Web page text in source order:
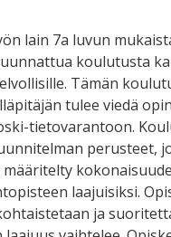
lain 7a luvun
koulutusta
Tämän
tulee viedä
tietovarantoon.
perusteet,
laajuisiksi.
ja